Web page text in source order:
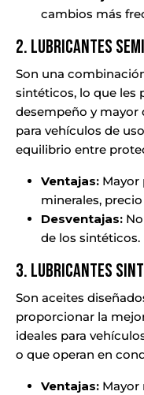
cambios más
2. Lubricantes
Son una
sintéticos, lo que les
desempeño y mayor
para vehículos de
equilibrio entre
Ventajas: Mayor
minerales,
Desventajas:
de los sintéticos.
3. Lubricantes
Son aceites
proporcionar la
ideales para
o que operan en
Ventajas: Mayor